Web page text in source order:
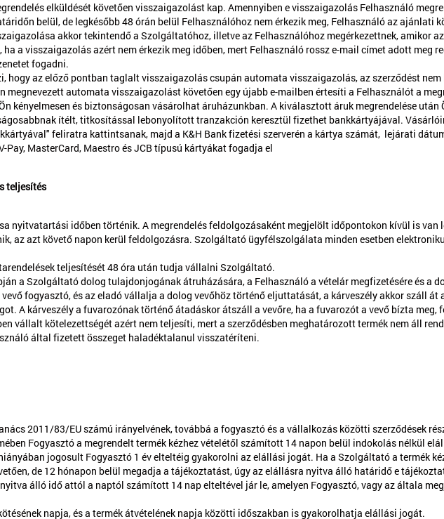
elküldését követően visszaigazolást kap. Amennyiben e visszaigazolás Felhasználó
belül, de legkésőbb 48 órán belül Felhasználóhoz nem érkezik meg, Felhasználó az ajánlati
akkor tekintendő a Szolgáltatóhoz, illetve az Felhasználóhoz megérkezettnek, amikor
a visszaigazolás azért nem érkezik meg időben, mert Felhasználó rossz e-mail címet adott meg
fogadni.
hogy az előző pontban taglalt visszaigazolás csupán automata visszaigazolás, az szerződést
megnevezett automata visszaigazolást követően egy újabb e-mailben értesíti a Felhasználót a
kényelmesen és biztonságosan vásárolhat áruházunkban. A kiválasztott áruk megrendelése
ítélt, titkosítással lebonyolított tranzakción keresztül fizethet bankkártyájával.
feliratra kattintsanak, majd a K&H Bank fizetési szerverén a kártya számát, lejárati
Pay, MasterCard, Maestro és JCB típusú kártyákat fogadja el
teljesítés
nyitvatartási időben történik. A megrendelés feldolgozásaként megjelölt időpontokon kívül is van
az azt követő napon kerül feldolgozásra. Szolgáltató ügyfélszolgálata minden esetben
teljesítését 48 óra után tudja vállalni Szolgáltató.
a Szolgáltató dolog tulajdonjogának átruházására, a Felhasználó a vételár megfizetésére és a
fogyasztó, és az eladó vállalja a dolog vevőhöz történő eljuttatását, a kárveszély akkor száll
A kárveszély a fuvarozónak történő átadáskor átszáll a vevőre, ha a fuvarozót a vevő bízta
vállalt kötelezettségét azért nem teljesíti, mert a szerződésben meghatározott termék nem áll
által fizetett összeget haladéktalanul visszatéríteni.
2011/83/EU számú irányelvének, továbbá a fogyasztó és a vállalkozás közötti szerződések
Fogyasztó a megrendelt termék kézhez vételétől számított 14 napon belül indokolás nélkül
jogosult Fogyasztó 1 év elteltéig gyakorolni az elállási jogát. Ha a Szolgáltató a termék
de 12 hónapon belül megadja a tájékoztatást, úgy az elállásra nyitva álló határidő e
álló idő attól a naptól számított 14 nap elteltével jár le, amelyen Fogyasztó, vagy az általa
napja, és a termék átvételének napja közötti időszakban is gyakorolhatja elállási jogát.